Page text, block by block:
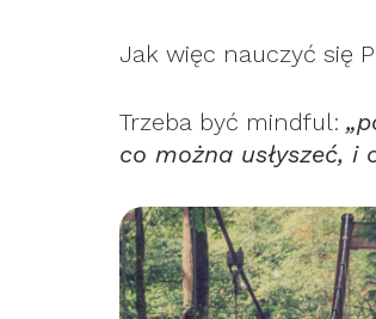
Jak więc nauczyć się
Trzeba być mindful:
co można usłyszeć, i